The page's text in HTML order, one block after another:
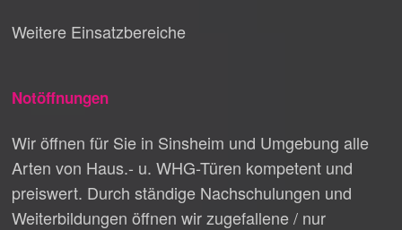
Weitere Einsatzbereiche
Notöffnungen
Wir öffnen für Sie in Sinsheim und Umgebung alle
Arten von Haus.- u. WHG-Türen kompetent und
preiswert. Durch ständige Nachschulungen und
Weiterbildungen öffnen wir zugefallene / nur